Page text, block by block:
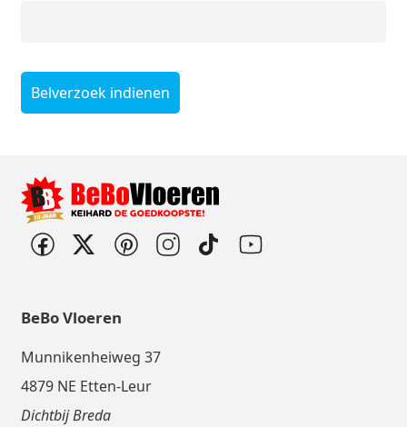
Belverzoek indienen
BeBo Vloeren
Munnikenheiweg 37
4879 NE Etten-Leur
Dichtbij Breda